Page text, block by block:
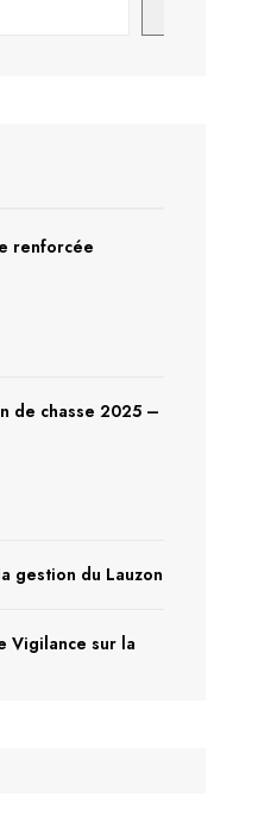
renforcée
de chasse 2025 –
gestion du Lauzon
Vigilance sur la